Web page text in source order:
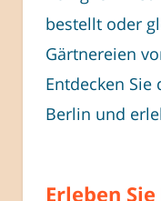
bestellt oder
Gärtnereien
Entdecken
Berlin und
Erleben